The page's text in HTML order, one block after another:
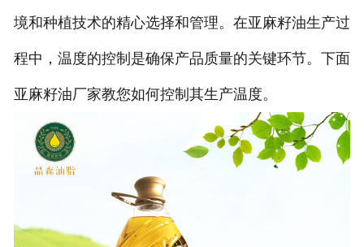
境和种植技术的精心选择和管理。在亚麻籽油生产过
程中，温度的控制是确保产品质量的关键环节。下面
亚麻籽油厂家教您如何控制其生产温度。